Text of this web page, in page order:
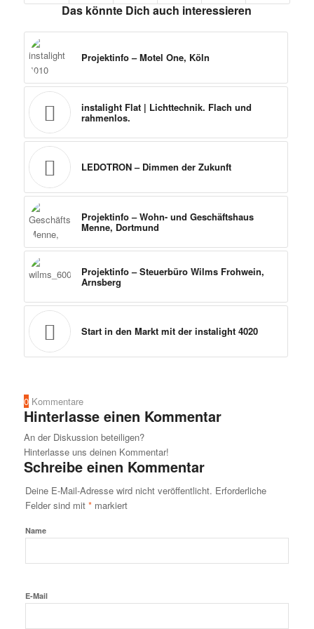
Das könnte Dich auch interessieren
Projektinfo – Motel One, Köln
instalight Flat | Lichttechnik. Flach und
rahmenlos.
LEDOTRON – Dimmen der Zukunft
Projektinfo – Wohn- und Geschäftshaus
Menne, Dortmund
Projektinfo – Steuerbüro Wilms Frohwein,
Arnsberg
Start in den Markt mit der instalight 4020
0 Kommentare
Hinterlasse einen Kommentar
An der Diskussion beteiligen?
Hinterlasse uns deinen Kommentar!
Schreibe einen Kommentar
Deine E-Mail-Adresse wird nicht veröffentlicht. Erforderliche
Felder sind mit *markiert
Name
E-Mail